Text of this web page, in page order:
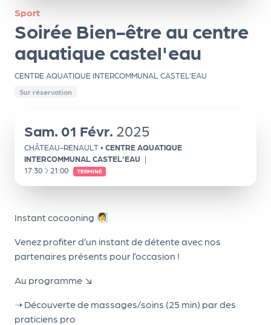
Sport
Soirée Bien-être au centre
aquatique castel'eau
CENTRE AQUATIQUE INTERCOMMUNAL CASTEL'EAU
Sur réservation
Sam. 01 Févr. 2025
CHÂTEAU-RENAULT • CENTRE AQUATIQUE
INTERCOMMUNAL CASTEL'EAU |
17:30 À
21:00 TERMINÉ
Instant cocooning 🧖‍♀️
Venez profiter d’un instant de détente avec nos
partenaires présents pour l’occasion !
Au programme ↘
➝ Découverte de massages/soins (25 min) par des
praticiens pro
ns
PR
O
G!
PR
G!
Le
Ma
g
Sui
vr
e
le
PR
O